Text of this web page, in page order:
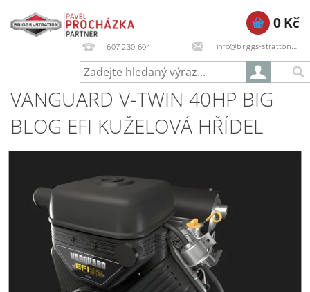
607 230 604 info@briggs-stratton.cz
0 Kč
VANGUARD V-TWIN 40HP BIG
BLOG EFI KUŽELOVÁ HŘÍDEL